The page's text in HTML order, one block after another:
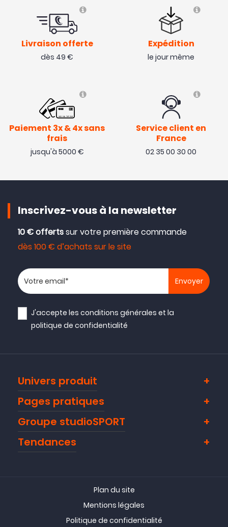
Livraison offerte
dès 49 €
Expédition
le jour même
Paiement 3x & 4x sans
frais
jusqu'à 5000 €
Service client en
France
02 35 00 30 00
Inscrivez-vous à la newsletter
10 € offertssur votre première commande
dès 100 € d’achats sur le site
Votre adresse email
J'accepte lesconditions générales et la
politique de confidentialité
Univers produit
Pages pratiques
Groupe studioSPORT
Tendances
Plan du site
Mentions légales
Politique de confidentialité